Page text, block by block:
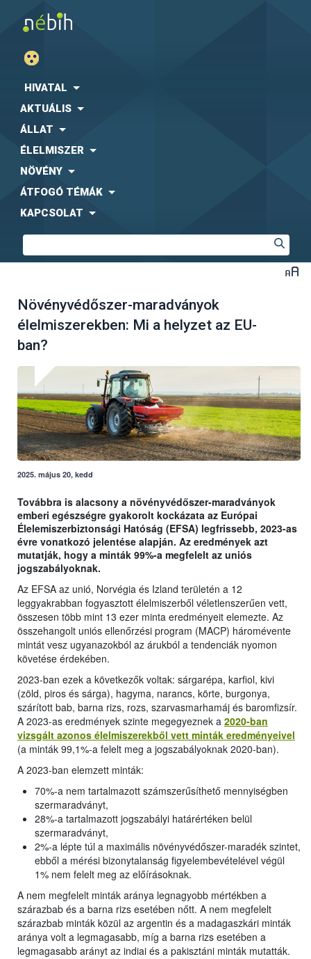
HIVATAL
AKTUÁLIS
ÁLLAT
ÉLELMISZER
NÖVÉNY
ÁTFOGÓ TÉMÁK
KAPCSOLAT
Növényvédőszer-maradványok
élelmiszerekben: Mi a helyzet az EU-
ban?
2025. május 20, kedd
Továbbra is alacsony a növényvédőszer-maradványok
emberi egészségre gyakorolt kockázata az Európai
Élelemiszerbiztonsági Hatóság (EFSA) legfrissebb, 2023-as
évre vonatkozó jelentése alapján. Az eredmények azt
mutatják, hogy a minták 99%-a megfelelt az uniós
jogszabályoknak.
Az EFSA az unió, Norvégia és Izland területén a 12
leggyakrabban fogyasztott élelmiszerből véletlenszerűen vett,
összesen több mint 13 ezer minta eredményeit elemezte. Az
összehangolt uniós ellenőrzési program (MACP) háromévente
mintát vesz ugyanazokból az árukból a tendenciák nyomon
követése érdekében.
2023-ban ezek a következők voltak: sárgarépa, karfiol, kivi
(zöld, piros és sárga), hagyma, narancs, körte, burgonya,
szárított bab, barna rizs, rozs, szarvasmarhamáj és baromfizsír.
A 2023-as eredmények szinte megegyeznek a 2020-ban
vizsgált azonos élelmiszerekből vett minták eredményeivel
(a minták 99,1%-a felelt meg a jogszabályoknak 2020-ban).
A 2023-ban elemzett minták:
70%-a nem tartalmazott számszerűsíthető mennyiségben
szermaradványt,
28%-a tartalmazott jogszabályi határértéken belül
szermaradványt,
2%-a lépte túl a maximális növényvédőszer-maradék szintet,
ebből a mérési bizonytalanság figyelembevételével végül
1% nem felelt meg az előírásoknak.
A nem megfelelt minták aránya legnagyobb mértékben a
szárazbab és a barna rizs esetében nőtt. A nem megfelelt
szárazbab minták közül az argentin és a madagaszkári minták
aránya volt a legmagasabb, míg a barna rizs esetében a
legmagasabb arányt az indiai és a pakisztáni minták mutatták.